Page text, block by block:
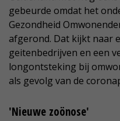
gebeurde omdat het
Gezondheid
afgerond. Dat kijkt naar
geitenbedrijven en een
longontsteking bij
als gevolg van de
'Nieuwe zoönose'